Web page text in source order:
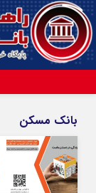
آپارات
بانک مسکن